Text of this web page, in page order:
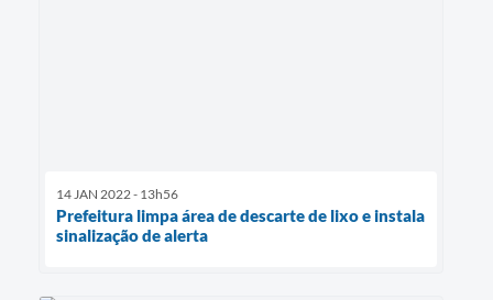
14 JAN 2022 - 13h56
Prefeitura limpa área de descarte de lixo e instala
sinalização de alerta